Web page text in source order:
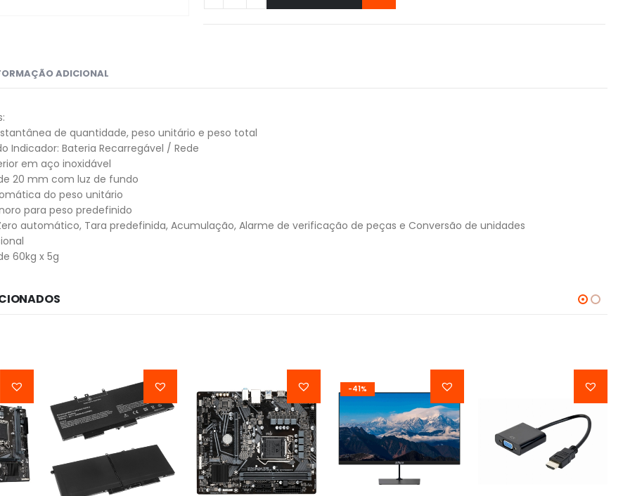
ADICIONAL
de quantidade, peso unitário e peso total
Indicador: Bateria Recarregável / Rede
em aço inoxidável
20 mm com luz de fundo
do peso unitário
para peso predefinido
automático, Tara predefinida, Acumulação, Alarme de verificação de peças e Conversão de unidades
60kg x 5g
-41%